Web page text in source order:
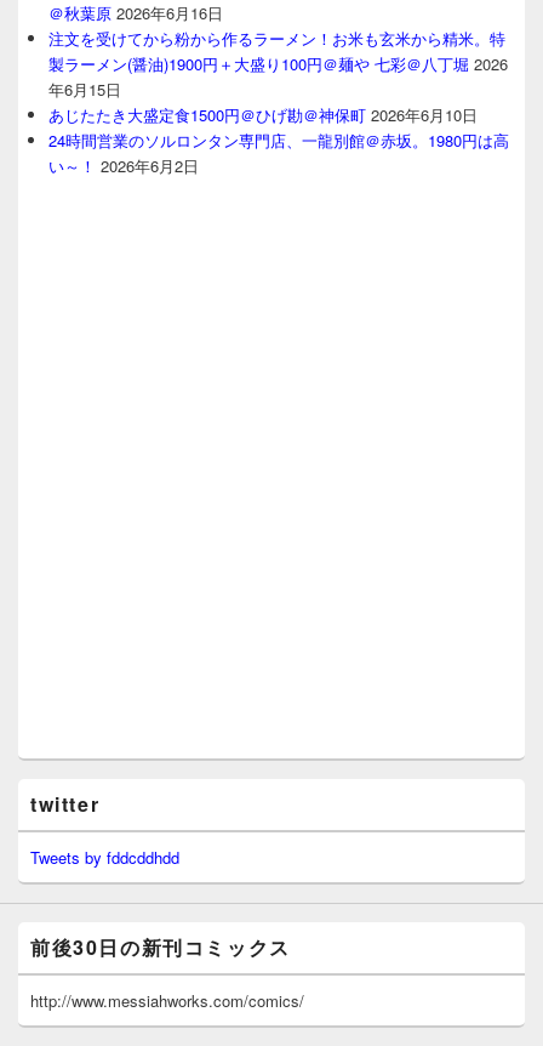
＠秋葉原 2026年6月16日
注文を受けてから粉から作るラーメン！お米も玄米から精米。特
製ラーメン(醤油)1900円＋大盛り100円＠麺や 七彩＠八丁堀 2026
年6月15日
あじたたき大盛定食1500円＠ひげ勘＠神保町 2026年6月10日
24時間営業のソルロンタン専門店、一龍別館＠赤坂。1980円は高
い～！ 2026年6月2日
twitter
Tweets by fddcddhdd
前後30日の新刊コミックス
http://www.messiahworks.com/comics/